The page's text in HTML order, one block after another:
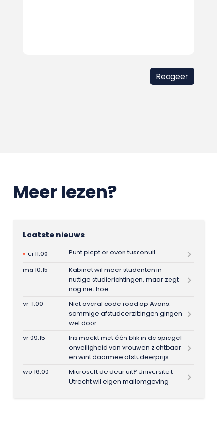
Meer lezen?
Laatste nieuws
di 11:00
Punt piept er even tussenuit
ma 10:15
Kabinet wil meer studenten in
nuttige studierichtingen, maar zegt
nog niet hoe
vr 11:00
Niet overal code rood op Avans:
sommige afstudeerzittingen gingen
wel door
vr 09:15
Iris maakt met één blik in de spiegel
onveiligheid van vrouwen zichtbaar
en wint daarmee afstudeerprijs
wo 16:00
Microsoft de deur uit? Universiteit
Utrecht wil eigen mailomgeving